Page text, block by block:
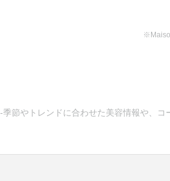
節やトレンドに合わせた美容情報や、コ